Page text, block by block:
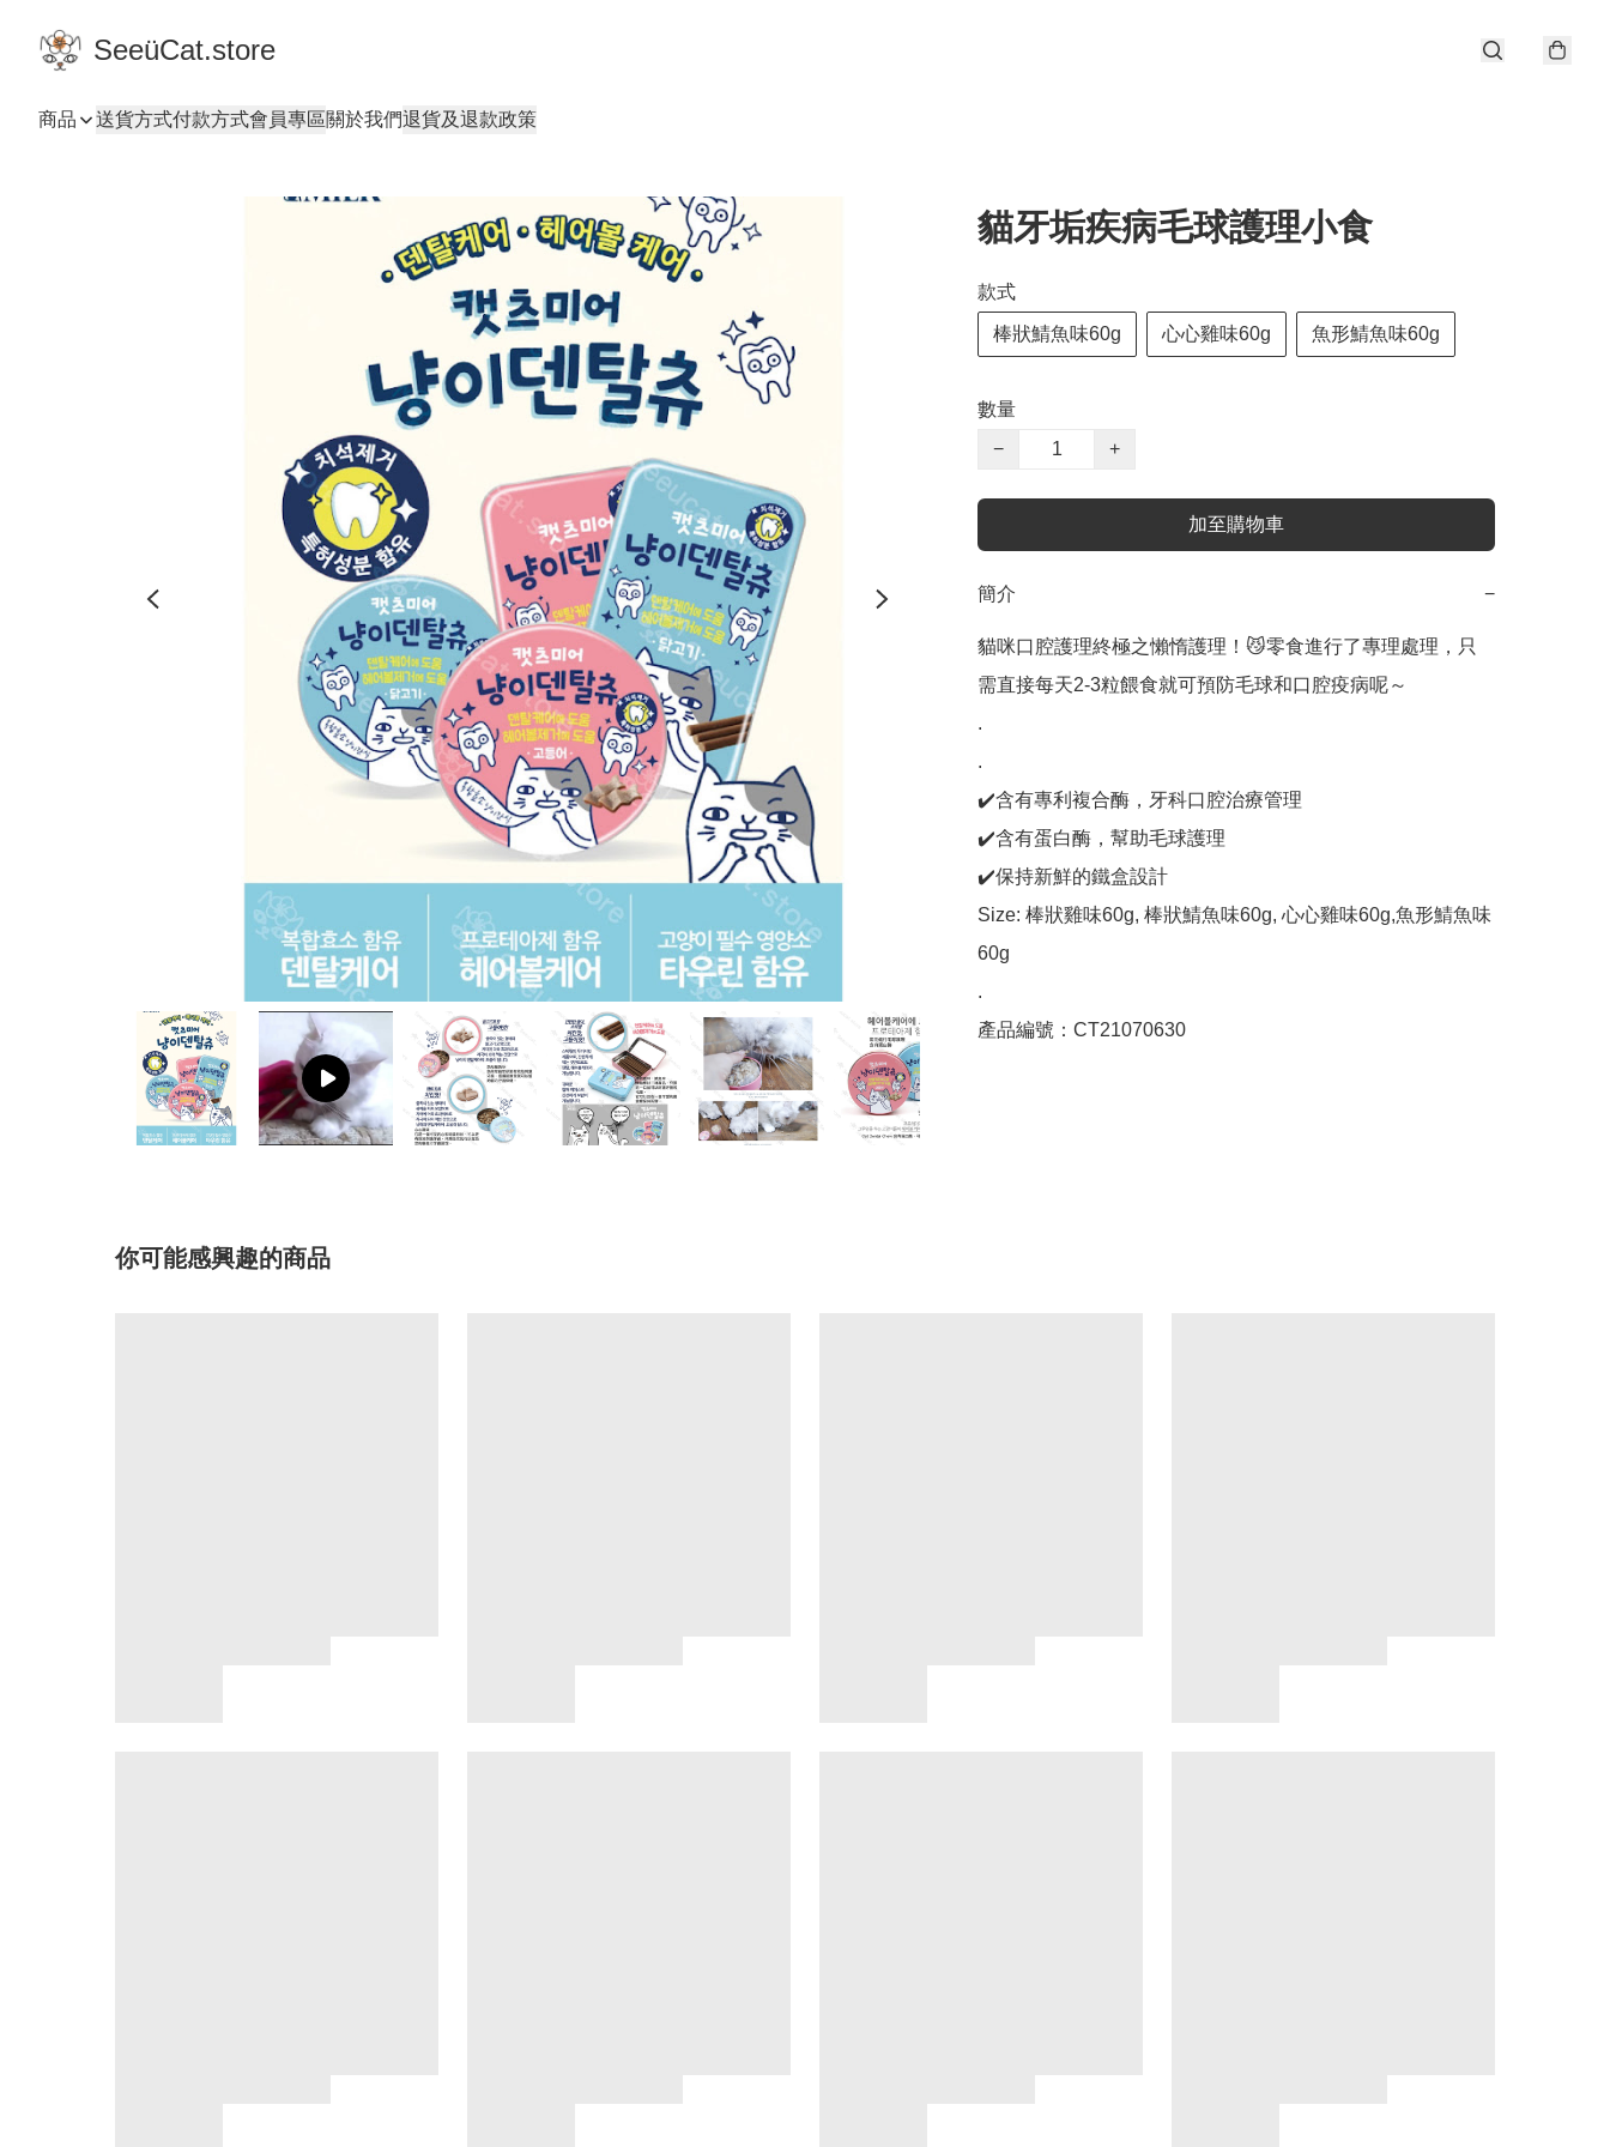
SeeüCat.store
商品 送貨方式付款方式會員專區關於我們退貨及退款政策
貓牙垢疾病毛球護理小食
款式
棒狀鯖魚味60g 心心雞味60g 魚形鯖魚味60g
數量
−
+
加至購物車
簡介 −
貓咪口腔護理終極之懶惰護理！😼零食進行了專理處理，只
需直接每天2-3粒餵食就可預防毛球和口腔疫病呢～
.
.
✔️含有專利複合酶，牙科口腔治療管理
✔️含有蛋白酶，幫助毛球護理
✔️保持新鮮的鐵盒設計
Size: 棒狀雞味60g, 棒狀鯖魚味60g, 心心雞味60g,魚形鯖魚味
60g
.
產品編號：CT21070630
你可能感興趣的商品